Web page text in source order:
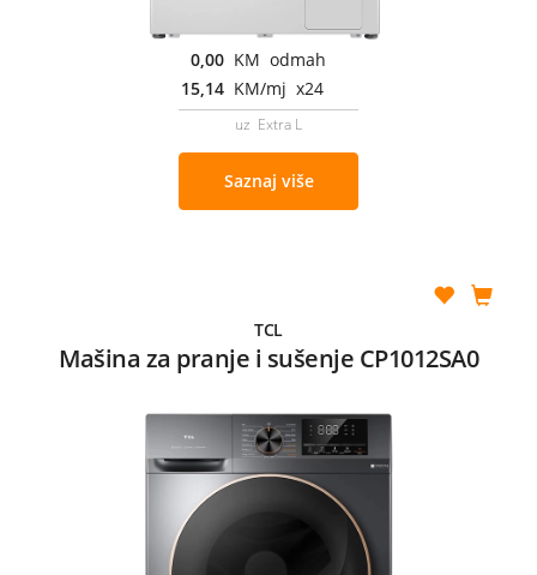
0,00 KM odmah
15,14 KM/mj x24
uz Extra L
Saznaj više
TCL
Mašina za pranje i sušenje CP1012SA0